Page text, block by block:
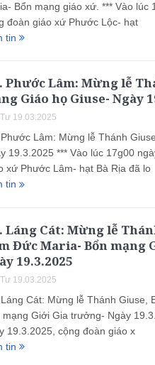
Bổn mạng giáo xứ. *** Vào lúc
đoàn giáo xứ Phước Lộc- hạt
tin
Phước Lâm: Mừng lễ
Giáo họ Giuse- Ngày
19.03.2025
Lâm: Mừng lễ Thánh
19.3.2025 *** Vào lúc 17g00
xứ Phước Lâm- hạt Bà Rịa đã lo
tin
Láng Cát: Mừng lễ
Đức Maria- Bổn mạng
19.3.2025
19.03.2025
Cát: Mừng lễ Thánh Giuse,
mạng Giới Gia trưởng- Ngày
19.3.2025, cộng đoàn giáo x
tin